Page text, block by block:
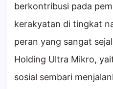
berkontribusi pada
kerakyatan di tingkat
peran yang sangat
Holding Ultra Mikro,
sosial sembari